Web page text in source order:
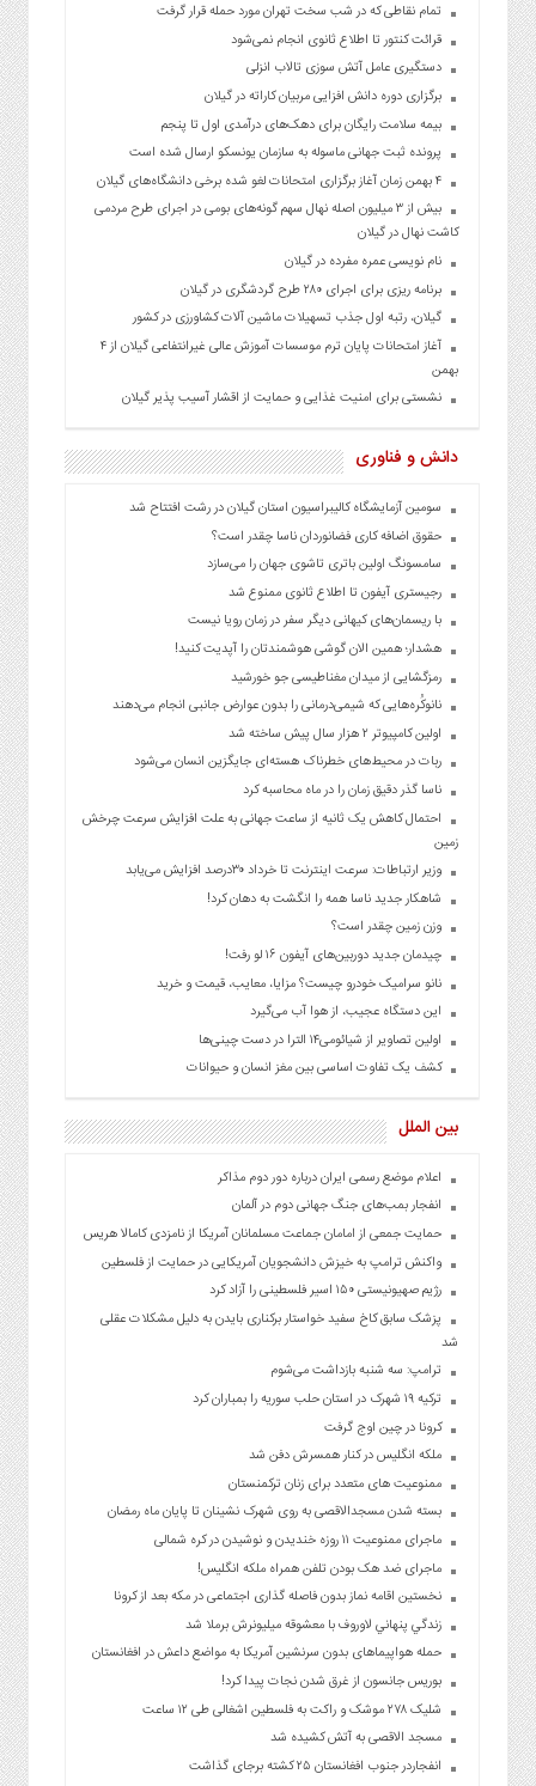
تمام نقاطی که در شب سخت تهران مورد حمله قرار گرفت
قرائت کنتور تا اطلاع ثانوی انجام نمی‌شود
دستگیری عامل آتش سوزی تالاب انزلی
برگزاری دوره دانش افزایی مربیان کاراته در گیلان
بیمه سلامت رایگان برای دهک‌های درآمدی اول تا پنجم
پرونده ثبت جهانی ماسوله به سازمان یونسکو ارسال شده است
۴ بهمن زمان آغاز برگزاری امتحانات لغو شده برخی دانشگاه‌های گیلان
بیش از ۳ میلیون اصله نهال سهم گونه‌های بومی در اجرای طرح مردمی
کاشت نهال در گیلان
نام نویسی عمره مفرده در گیلان
برنامه ریزی برای اجرای ۲۸۰ طرح گردشگری در گیلان
گیلان، رتبه اول جذب تسهیلات ماشین آلات کشاورزی در کشور
آغاز امتحانات پایان ترم موسسات آموزش عالی غیرانتفاعی گیلان از ۴
بهمن
نشستی برای امنیت غذایی و حمایت از اقشار آسیب پذیر گیلان
دانش و فناوری
سومین آزمایشگاه کالیبراسیون استان گیلان در رشت افتتاح شد
حقوق اضافه کاری فضانوردان ناسا چقدر است؟
سامسونگ اولین باتری تاشوی جهان را می‌سازد
رجیستری آیفون‌ تا اطلاع ثانوی ممنوع شد
با ریسمان‌های کیهانی دیگر سفر در زمان رویا نیست
هشدار؛ همین الان گوشی هوشمندتان را آپدیت کنید!
رمزگشایی از میدان مغناطیسی جو خورشید
نانوکُره‌هایی که شیمی‌درمانی را بدون عوارض جانبی انجام می‌دهند
اولین کامپیوتر ۲ هزار سال پیش ساخته شد
ربات در محیط‌های خطرناک هسته‌ای جایگزین انسان می‌شود
ناسا گذر دقیق زمان را در ماه محاسبه کرد
احتمال کاهش یک ثانیه از ساعت جهانی به علت افزایش سرعت چرخش
زمین
وزیر ارتباطات: سرعت اینترنت تا خرداد ۳۰درصد افزایش می‌یابد
شاهکار جدید ناسا همه را انگشت به دهان کرد!
وزن زمین چقدر است؟
چیدمان جدید دوربین‌های آیفون ۱۶ لو رفت!
نانو سرامیک خودرو چیست؟ مزایا، معایب، قیمت و خرید
این دستگاه عجیب، از هوا آب می‌گیرد
اولین تصاویر از شیائومی۱۴ الترا در دست چینی‌ها
کشف یک تفاوت اساسی بین مغز انسان و حیوانات
بین الملل
اعلام موضع رسمی ایران درباره دور دوم مذاکر
انفجار بمب‌های جنگ جهانی دوم در آلمان
حمایت جمعی از امامان جماعت مسلمانان آمریکا از نامزدی کامالا هریس
واکنش ترامپ به خیزش دانشجویان آمریکایی در حمایت از فلسطین
رژیم صهیونیستی ۱۵۰ اسیر فلسطینی را آزاد کرد
پزشک سابق کاخ سفید خواستار برکناری بایدن به دلیل مشکلات عقلی
شد
ترامپ: سه شنبه بازداشت می‌شوم
ترکیه ۱۹ شهرک در استان حلب سوریه را بمباران کرد
کرونا در چین اوج گرفت
ملکه انگلیس در کنار همسرش دفن شد
ممنوعیت های متعدد برای زنان ترکمنستان
بسته شدن مسجدالاقصی به روی شهرک نشینان تا پایان ماه رمضان
ماجرای ممنوعیت ۱۱ روزه خندیدن و نوشیدن در کره شمالی
ماجرای ضد هک بودن تلفن همراه ملکه انگلیس!
نخستین اقامه نماز بدون فاصله گذاری اجتماعی در مکه بعد از کرونا
زندگي پنهاني لاوروف با معشوقه ميليونرش برملا شد
حمله هواپیما‌های بدون سرنشین آمریکا به مواضع داعش در افغانستان
بوریس جانسون از غرق شدن نجات پیدا کرد!
شلیک ۲۷۸ موشک و راکت به فلسطین اشغالی طی ۱۲ ساعت
مسجد الاقصی به آتش کشیده شد
انفجاردر جنوب افغانستان ۲۵ کشته برجای گذاشت